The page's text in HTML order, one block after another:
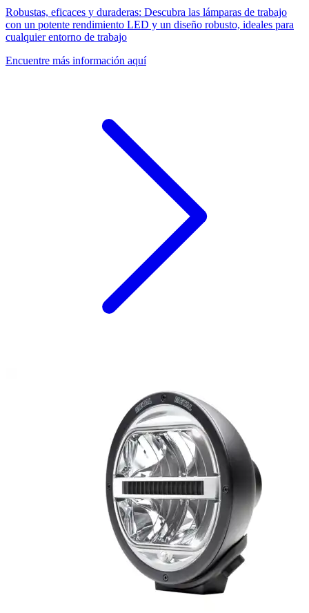
Robustas, eficaces y duraderas: Descubra las lámparas de trabajo
con un potente rendimiento LED y un diseño robusto, ideales para
cualquier entorno de trabajo
Encuentre más información aquí